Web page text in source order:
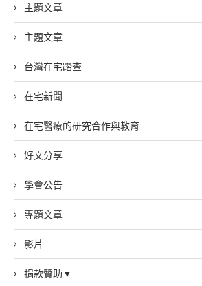
主題文章
主題文章
台灣在宅踏查
在宅新聞
在宅醫療的研究合作與教育
好文分享
學會公告
專題文章
影片
捐款贊助▼